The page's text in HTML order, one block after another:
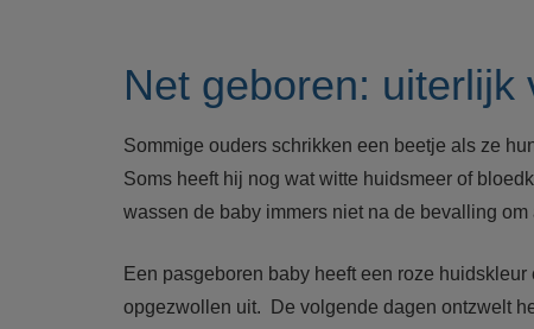
Net geboren: uiterlijk
Sommige ouders schrikken een beetje als ze
Soms heeft hij nog wat witte huidsmeer of
wassen de baby immers niet na de bevalling
Een pasgeboren baby heeft een roze
opgezwollen uit. De volgende dagen ontzwelt